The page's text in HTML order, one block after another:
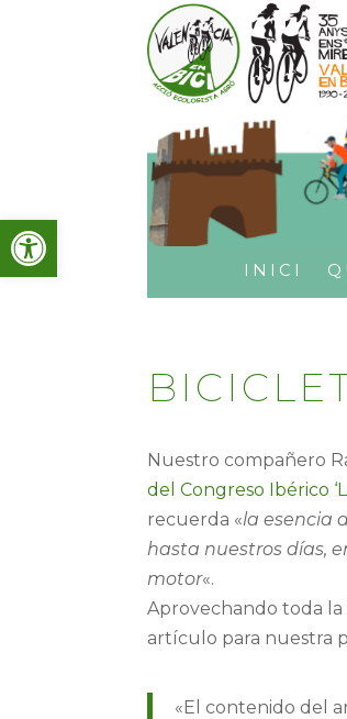
Obre la barra d'eines
INICI
Nuestro compañero
del Congreso Ibérico
recuerda «la esencia
hasta nuestros días,
motor«.
Aprovechando toda
artículo para nuestra
«El contenido del